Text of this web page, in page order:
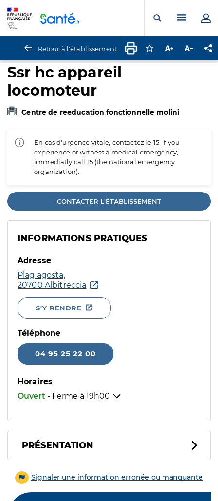
Ouvrir laMenu
Retour à l'établissement Connectez-vous
Augmenter la
Ssr hc appareil
locomoteur
Centre de reeducation fonctionnelle molini
En cas d'urgence vitale, contactez le 15. If you
experience or witness a medical emergency,
immediatly call 15 (the national emergency
organization).
CONTACTER L'ÉTABLISSEMENT
INFORMATIONS PRATIQUES
Adresse
Plag agosta,
20700 Albitreccia
S'Y RENDRE
Téléphone
04 95 25 22 00
Horaires
Ouvert - Ferme à 19h00
PRÉSENTATION
Signaler une information erronée ou manquante